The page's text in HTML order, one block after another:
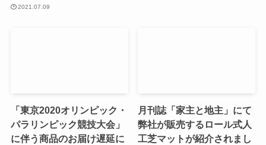
2021.07.09
「東京2020オリンピック・
パラリンピック競技大会」
に伴う商品のお届け遅延に
月刊誌「家主と地主」にて
弊社が販売するロール式人
工芝マットが紹介されまし